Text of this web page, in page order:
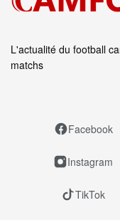
L'actualité du football
matchs
Facebook
Instagram
TikTok